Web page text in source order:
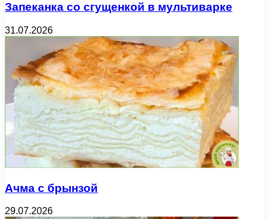
Запеканка со сгущенкой в мультиварке
31.07.2026
Ачма с брынзой
29.07.2026